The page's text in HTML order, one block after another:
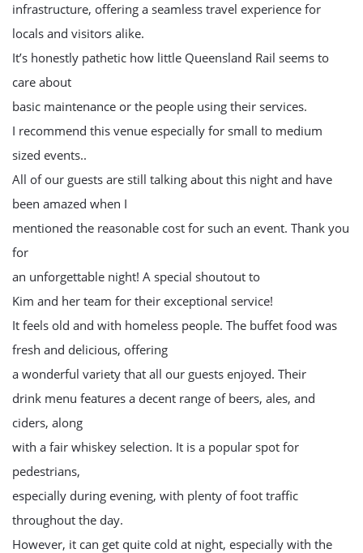
infrastructure, offering a seamless travel experience for
locals and visitors alike.
It’s honestly pathetic how little Queensland Rail seems to
care about
basic maintenance or the people using their services.
I recommend this venue especially for small to medium
sized events..
All of our guests are still talking about this night and have
been amazed when I
mentioned the reasonable cost for such an event. Thank you
for
an unforgettable night! A special shoutout to
Kim and her team for their exceptional service!
It feels old and with homeless people. The buffet food was
fresh and delicious, offering
a wonderful variety that all our guests enjoyed. Their
drink menu features a decent range of beers, ales, and
ciders, along
with a fair whiskey selection. It is a popular spot for
pedestrians,
especially during evening, with plenty of foot traffic
throughout the day.
However, it can get quite cold at night, especially with the